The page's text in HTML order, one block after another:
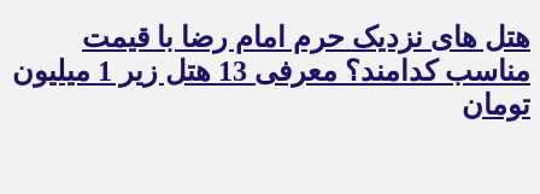
هتل های نزدیک حرم امام رضا با قیمت
مناسب کدامند؟ معرفی 13 هتل زیر 1 میلیون
تومان